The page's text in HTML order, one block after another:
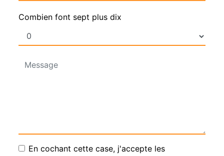
Combien font sept plus dix
En cochant cette case, j'accepte les